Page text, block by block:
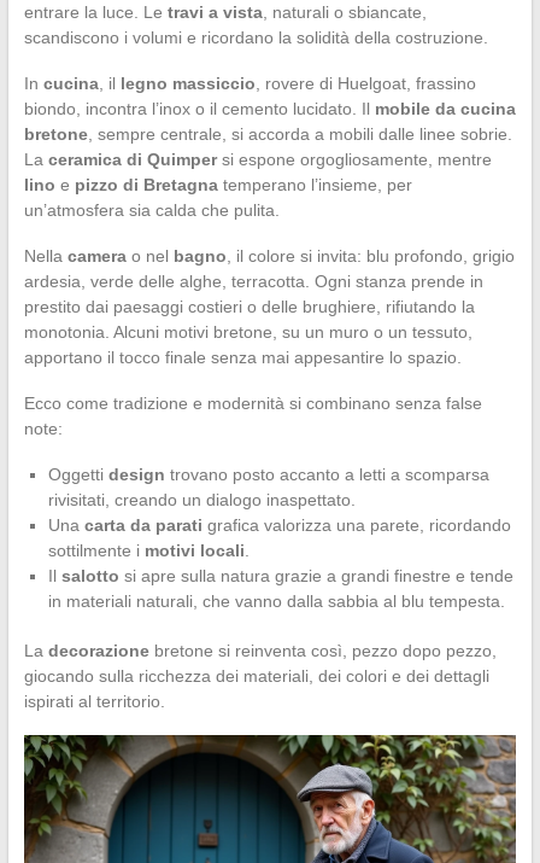
entrare la luce. Le travi a vista, naturali o sbiancate,
scandiscono i volumi e ricordano la solidità della costruzione.
In cucina, il legno massiccio , rovere di Huelgoat, frassino
biondo, incontra l’inox o il cemento lucidato. Il mobile da cucina
bretone, sempre centrale, si accorda a mobili dalle linee sobrie.
La ceramica di Quimpersi espone orgogliosamente, mentre
lino e pizzo di Bretagnatemperano l’insieme, per
un’atmosfera sia calda che pulita.
Nella camerao nel bagno , il colore si invita: blu profondo, grigio
ardesia, verde delle alghe, terracotta. Ogni stanza prende in
prestito dai paesaggi costieri o delle brughiere, rifiutando la
monotonia. Alcuni motivi bretone, su un muro o un tessuto,
apportano il tocco finale senza mai appesantire lo spazio.
Ecco come tradizione e modernità si combinano senza false
note:
Oggetti design trovano posto accanto a letti a scomparsa
rivisitati, creando un dialogo inaspettato.
Una carta da parati grafica valorizza una parete, ricordando
sottilmente i motivi locali
Il salotto si apre sulla natura grazie a grandi finestre e tende
in materiali naturali, che vanno dalla sabbia al blu tempesta.
La decorazionebretone si reinventa così, pezzo dopo pezzo,
giocando sulla ricchezza dei materiali, dei colori e dei dettagli
ispirati al territorio.